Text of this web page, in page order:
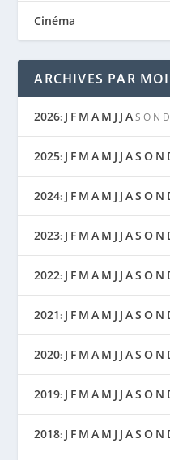
Cinéma
ARCHIVES PAR
2026: J F M A M J J A S O N D
2025: J F M A M J J AS O N
2024: J F M A M J J AS O N
2023: J F M A M J J AS O N
2022: J F M A M J J AS O N
2021: J F M A M J J AS O N
2020: J F M A M J J AS O N
2019: J F M A M J J AS O N
2018: J F M A M J J AS O N